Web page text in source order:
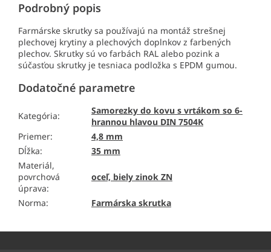
Podrobný popis
Farmárske skrutky sa používajú na montáž strešnej
plechovej krytiny a plechových doplnkov z farbených
plechov. Skrutky sú vo farbách RAL alebo pozink a
súčasťou skrutky je tesniaca podložka s EPDM gumou.
Dodatočné parametre
Kategória:
Samorezky do kovu s vrtákom so 6-
hrannou hlavou DIN 7504K
Priemer:
4,8 mm
Dĺžka:
35 mm
Materiál,
povrchová
úprava:
oceľ, biely zinok ZN
Norma: Farmárska skrutka